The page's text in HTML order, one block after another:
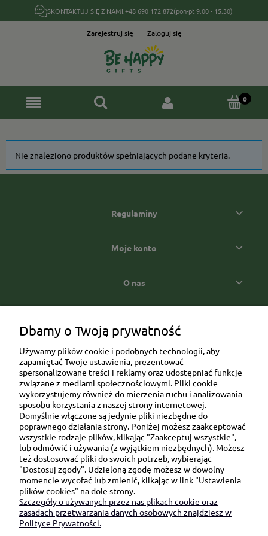
SKONTAKTUJ SIĘ Z NAMI:+48 690 172 872(pon-pt 9:00 - 15:30)
Zarejestruj się Zaloguj się
Nie znaleziono produktów spełniających podane kryteria.
Regulaminy
Moje konto
O nas
Ul. Brukowa 6/8 lok. 57/58
91-341 Łódź
NIP: 6751510615
SKONTAKTUJ SIĘ Z NAMI:
sklep@be-happygifts.com
+48 690 172 872
(pon-pt 9:00 - 15:30)
Dbamy o Twoją prywatność
Używamy plików cookie i podobnych technologii, aby
zapamiętać Twoje ustawienia, prezentować
spersonalizowane treści i reklamy oraz udostępniać funkcje
związane z mediami społecznościowymi. Pliki cookie
wykorzystujemy również do mierzenia ruchu i analizowania
sposobu korzystania z naszej strony internetowej.
Domyślnie włączone są jedynie pliki niezbędne do
poprawnego działania strony. Poniżej możesz zaakceptować
wszystkie rodzaje plików, klikając "Zaakceptuj wszystkie",
lub odmówić i używania (z wyjątkiem niezbędnych). Możesz
też dostosować pliki do swoich potrzeb, wybierając
"Dostosuj zgody". Udzieloną zgodę możesz w dowolny
momencie wycofać lub zmienić, klikając w link "Ustawienia
plików cookies" na dole strony.
Szczegóły o używanych przez nas plikach cookie oraz
zasadach przetwarzania danych osobowych znajdziesz w
Polityce Prywatności.